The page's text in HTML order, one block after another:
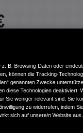
B. Browsing-Daten oder
können die Tracking-
genannten Zwecke
diese Technologien deaktiviert.
Sie weniger relevant sind. Sie
zu widerrufen, indem
sich auf unsere/n Website